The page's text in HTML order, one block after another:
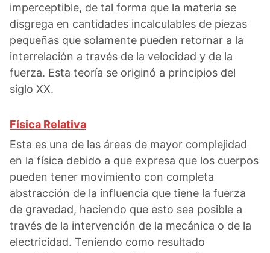
imperceptible, de tal forma que la materia se
disgrega en cantidades incalculables de piezas
pequeñas que solamente pueden retornar a la
interrelación a través de la velocidad y de la
fuerza. Esta teoría se originó a principios del
siglo XX.
Física Relativa
Esta es una de las áreas de mayor complejidad
en la física debido a que expresa que los cuerpos
pueden tener movimiento con completa
abstracción de la influencia que tiene la fuerza
de gravedad, haciendo que esto sea posible a
través de la intervención de la mecánica o de la
electricidad. Teniendo como resultado